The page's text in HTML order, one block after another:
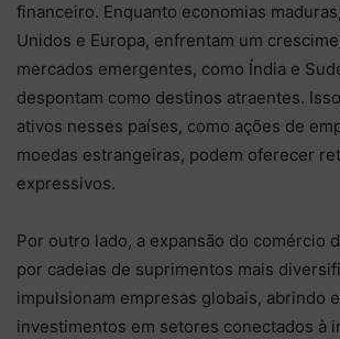
financeiro. Enquanto economias
Unidos e Europa, enfrentam um
mercados emergentes, como Índia e
despontam como destinos atraentes.
ativos nesses países, como ações de
moedas estrangeiras, podem oferecer
expressivos.
Por outro lado, a expansão do comércio
por cadeias de suprimentos mais
impulsionam empresas globais, abrindo
investimentos em setores conectados à